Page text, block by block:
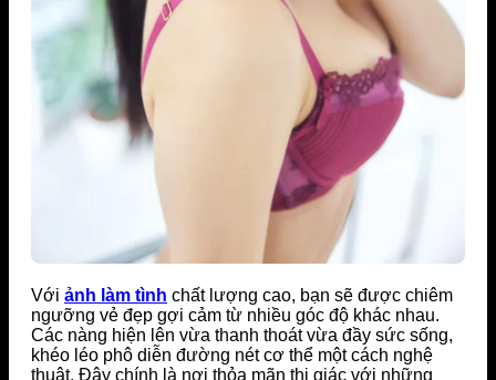
Với ảnh làm tình chất lượng cao, bạn sẽ được chiêm
ngưỡng vẻ đẹp gợi cảm từ nhiều góc độ khác nhau.
Các nàng hiện lên vừa thanh thoát vừa đầy sức sống,
khéo léo phô diễn đường nét cơ thể một cách nghệ
thuật. Đây chính là nơi thỏa mãn thị giác với những